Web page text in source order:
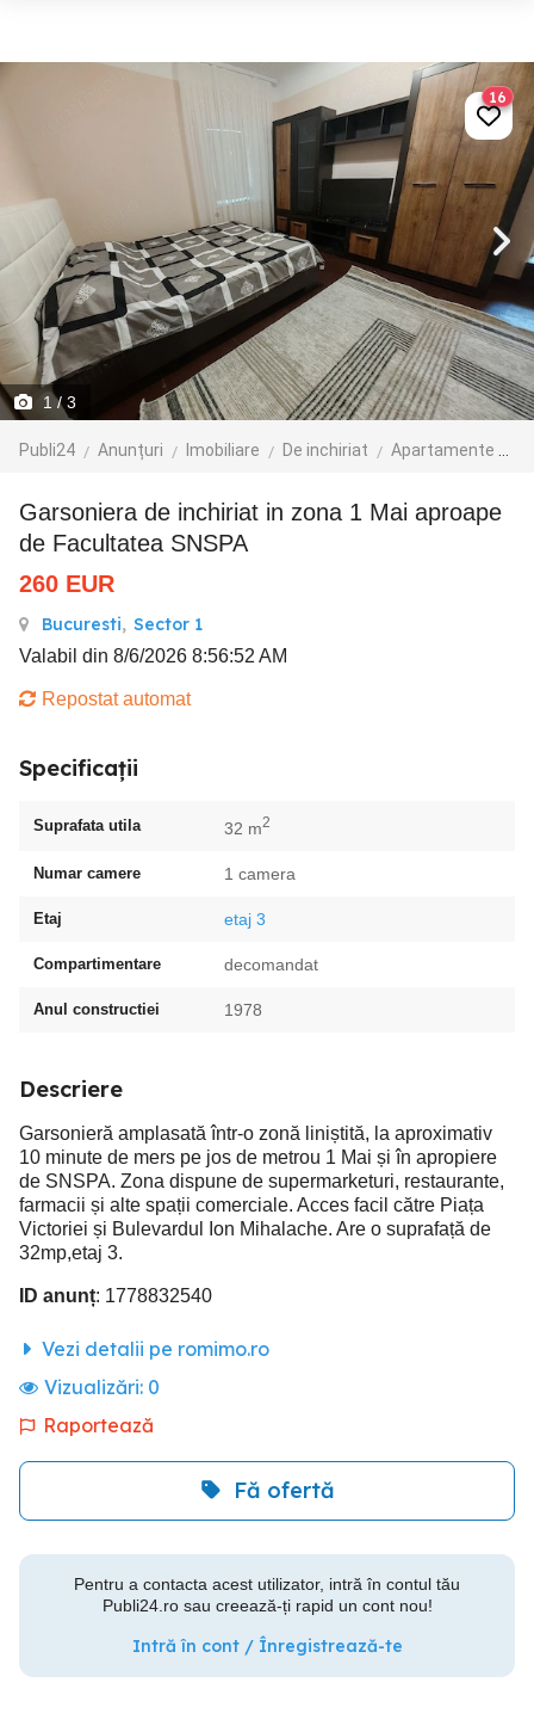
1 / 3
Publi24 Anunțuri Imobiliare De inchiriat Apartamente de inchiriat
16
Garsoniera de inchiriat in zona 1 Mai aproape
de Facultatea SNSPA
260 EUR
Bucuresti, Sector 1
Valabil din 8/6/2026 8:56:52 AM
Repostat automat
Specificații
Suprafata utila 32 m2
Numar camere 1 camera
Etaj etaj 3
Compartimentare decomandat
Anul constructiei 1978
Descriere
Garsonieră amplasată într-o zonă liniștită, la aproximativ
10 minute de mers pe jos de metrou 1 Mai și în apropiere
de SNSPA. Zona dispune de supermarketuri, restaurante,
farmacii și alte spații comerciale. Acces facil către Piața
Victoriei și Bulevardul Ion Mihalache. Are o suprafață de
32mp,etaj 3.
ID anunț: 1778832540
Vezi detalii pe romimo.ro
Vizualizări: 0
Raportează
Fă ofertă
Pentru a contacta acest utilizator, intră în contul tău
Publi24.ro sau creează-ți rapid un cont nou!
Intră în cont / Înregistrează-te